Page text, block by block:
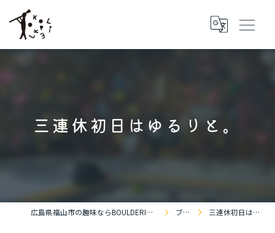
三連休初日はゆるりと。
広島県福山市の趣味ならBOULDERING SPACE KOKOPELLi ブログ 三連休初日はゆるりと。